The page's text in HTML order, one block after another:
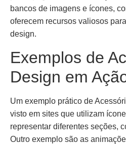
bancos de imagens e ícones,
oferecem recursos valiosos
design.
Exemplos de
Design em
Um exemplo prático de
visto em sites que utilizam
representar diferentes seções,
Outro exemplo são as